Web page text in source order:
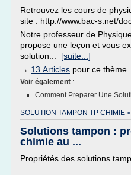
Retrouvez les cours de
site : http://www.bac-s.net/
Notre professeur de
propose une leçon et vous
solution... [suite...]
→ 13 Articles pour ce thème
Voir également :
Comment Preparer Une
SOLUTION TAMPON TP CHIMIE »
Solutions tampon :
chimie au ...
Propriétés des solutions